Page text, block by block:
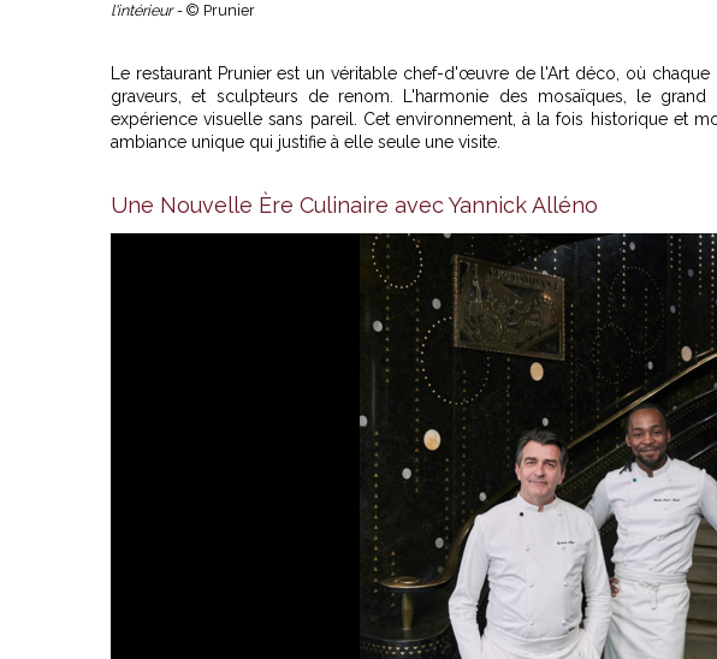
l'intérieur - © Prunier
Le restaurant Prunier est un véritable chef-d'œuvre de l'Art déco, où
graveurs, et sculpteurs de renom. L'harmonie des mosaïques, le
expérience visuelle sans pareil. Cet environnement, à la fois historique et
ambiance unique qui justifie à elle seule une visite.
Une Nouvelle Ère Culinairе avec Yannick Alléno